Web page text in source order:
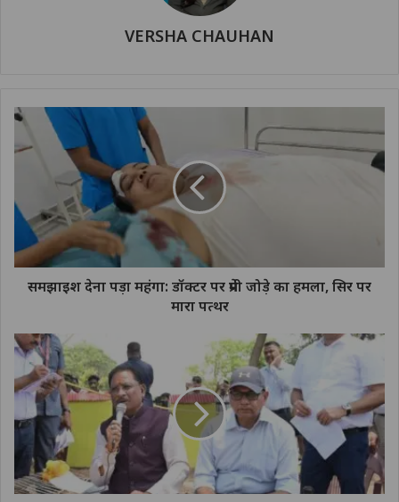
VERSHA CHAUHAN
समझाइश देना पड़ा महंगा: डॉक्टर पर प्रेमी जोड़े का हमला, सिर पर
मारा पत्थर